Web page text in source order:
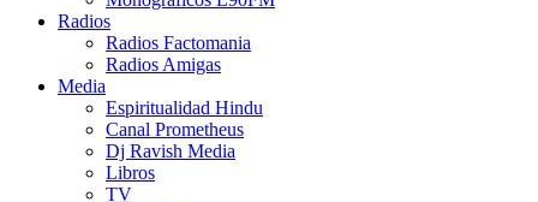
Radios
Radios Factomania
Radios Amigas
Media
Espiritualidad Hindu
Canal Prometheus
Dj Ravish Media
Libros
TV